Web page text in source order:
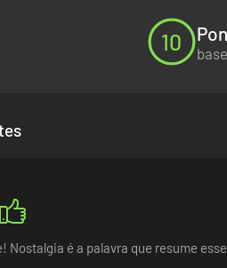
10
Nostalgia é a palavra que resume esse